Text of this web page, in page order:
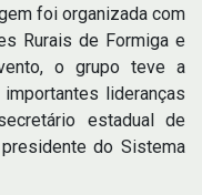
foi organizada com
Rurais de Formiga e
o grupo teve a
lideranças
estadual de
do Sistema